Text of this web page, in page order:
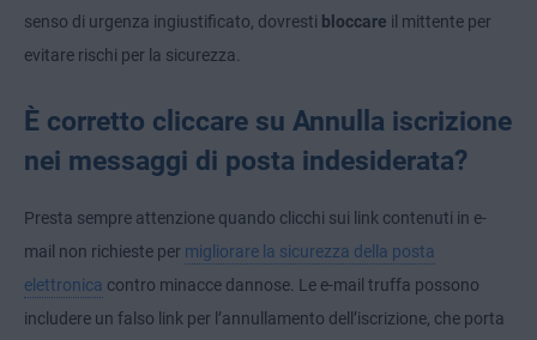
senso di urgenza ingiustificato, dovresti bloccare il mittente per
evitare rischi per la sicurezza.
È corretto cliccare su Annulla iscrizione
nei messaggi di posta indesiderata?
Presta sempre attenzione quando clicchi sui link contenuti in e-
mail non richieste per migliorare la sicurezza della posta
elettronica contro minacce dannose. Le e-mail truffa possono
includere un falso link per l’annullamento dell’iscrizione, che porta